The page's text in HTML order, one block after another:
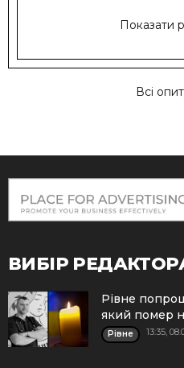
Показати
Всі
ВИБІР
Рівне
який помер
Рівне 13:35,